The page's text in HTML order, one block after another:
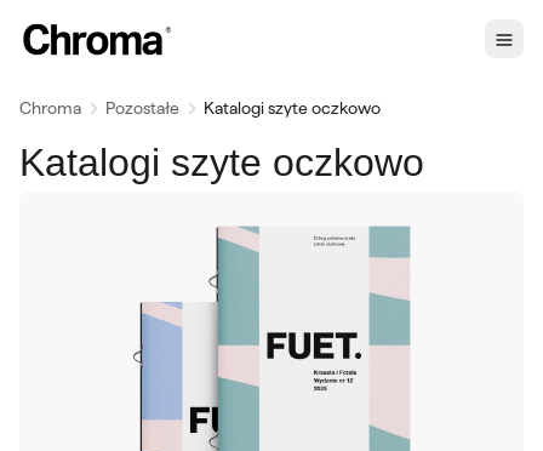
Chroma Pozostałe Katalogi szyte oczkowo
Katalogi szyte oczkowo